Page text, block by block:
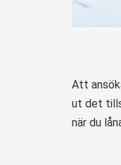
Att
ut det
när du